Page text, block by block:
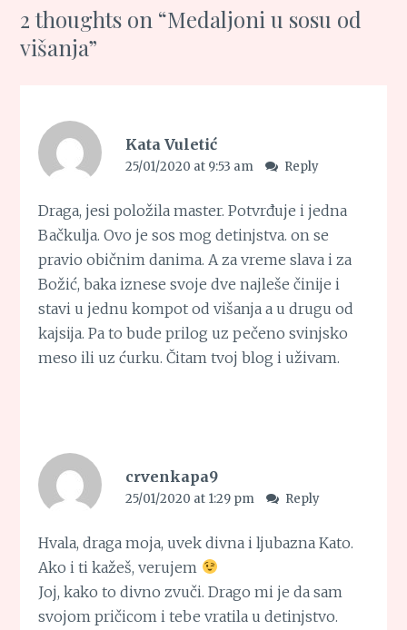
2 thoughts on “Medaljoni u sosu od
višanja”
Kata Vuletić
25/01/2020 at 9:53 am Reply
Draga, jesi položila master. Potvrđuje i jedna
Bačkulja. Ovo je sos mog detinjstva. on se
pravio običnim danima. A za vreme slava i za
Božić, baka iznese svoje dve najleše činije i
stavi u jednu kompot od višanja a u drugu od
kajsija. Pa to bude prilog uz pečeno svinjsko
meso ili uz ćurku. Čitam tvoj blog i uživam.
crvenkapa9
25/01/2020 at 1:29 pm Reply
Hvala, draga moja, uvek divna i ljubazna Kato.
Ako i ti kažeš, verujem
Joj, kako to divno zvuči. Drago mi je da sam
svojom pričicom i tebe vratila u detinjstvo.